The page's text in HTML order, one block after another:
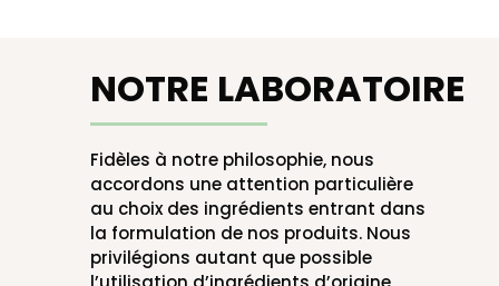
NOTRE LABORATOIRE
Fidèles à notre philosophie, nous
accordons une attention particulière
au choix des ingrédients entrant dans
la formulation de nos produits. Nous
privilégions autant que possible